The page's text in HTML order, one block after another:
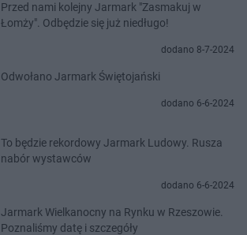
Przed nami kolejny Jarmark "Zasmakuj w
Łomży". Odbędzie się już niedługo!
dodano 8-7-2024
Odwołano Jarmark Świętojański
dodano 6-6-2024
To będzie rekordowy Jarmark Ludowy. Rusza
nabór wystawców
dodano 6-6-2024
Jarmark Wielkanocny na Rynku w Rzeszowie.
Poznaliśmy datę i szczegóły